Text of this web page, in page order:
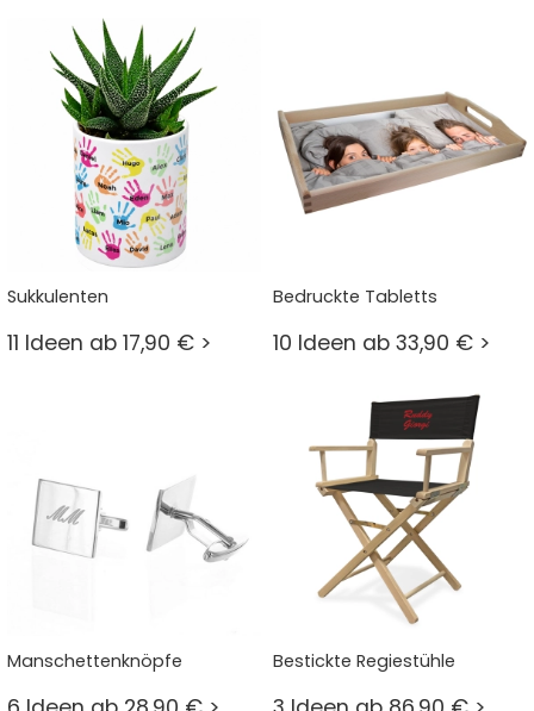
Sukkulenten
11 Ideen ab 17,90 € >
Bedruckte Tabletts
10 Ideen ab 33,90 € >
Manschettenknöpfe Bestickte Regiestühle